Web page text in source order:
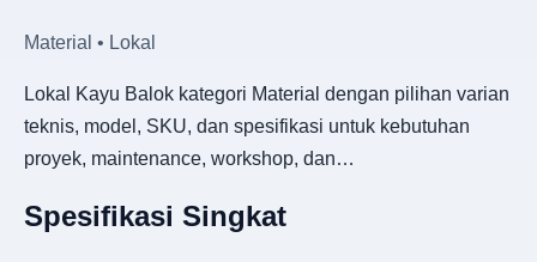
Material • Lokal
Lokal Kayu Balok kategori Material dengan pilihan varian
teknis, model, SKU, dan spesifikasi untuk kebutuhan
proyek, maintenance, workshop, dan…
Spesifikasi Singkat